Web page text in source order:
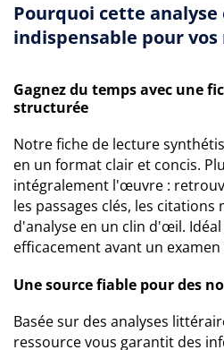
Pourquoi cette analyse
indispensable pour vos
Gagnez du temps avec une
structurée
Notre fiche de lecture
en un format clair et concis.
intégralement l'œuvre :
les passages clés, les citations
d'analyse en un clin d'œil.
efficacement avant un
Une source fiable pour des
Basée sur des analyses
ressource vous garantit des